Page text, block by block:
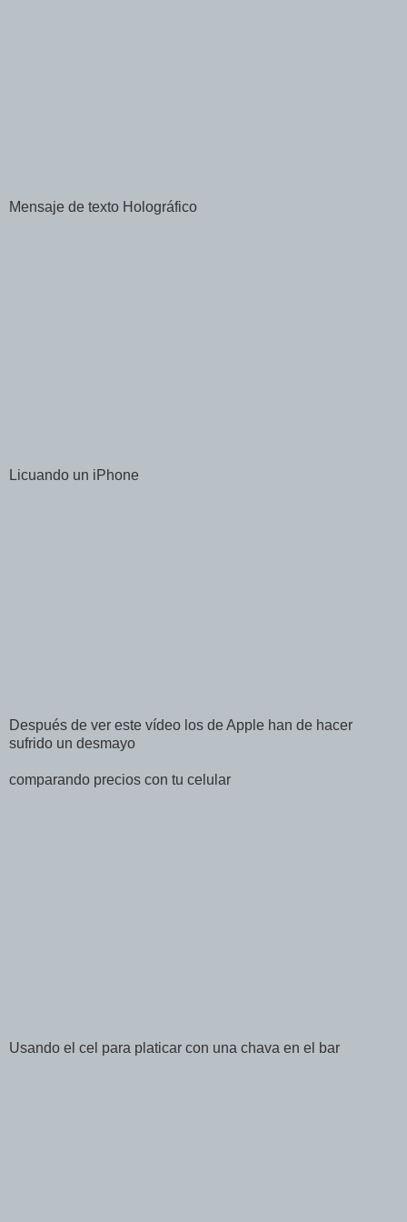
Mensaje de texto Holográfico
Licuando un iPhone
Después de ver este vídeo los de Apple han de hacer
sufrido un desmayo
comparando precios con tu celular
Usando el cel para platicar con una chava en el bar